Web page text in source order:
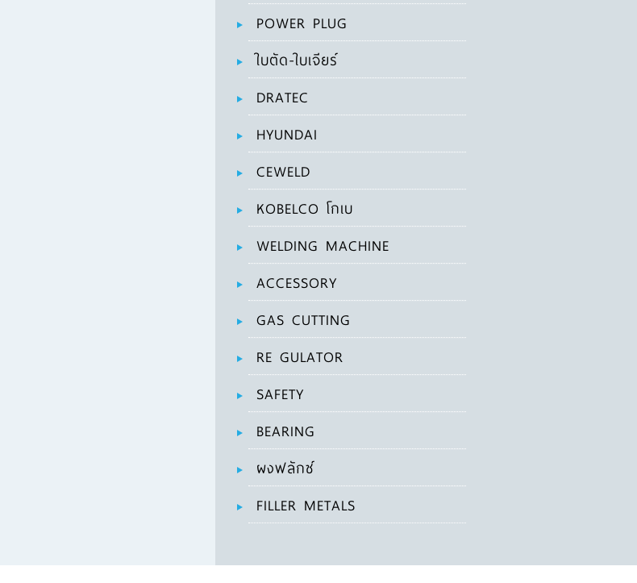
POWER PLUG
ใบตัด-ใบเจียร์
DRATEC
HYUNDAI
CEWELD
KOBELCO โกเบ
WELDING MACHINE
ACCESSORY
GAS CUTTING
RE GULATOR
SAFETY
BEARING
ผงฟลักซ์
FILLER METALS